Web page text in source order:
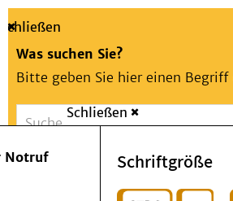
Suche
Schließen
Was suchen Sie?
Bitte geben Sie hier einen Begriff
Suchen
Notfall
Schließen
Notruf Schriftgröße
Menü